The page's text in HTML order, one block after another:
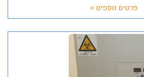
פרטים נוספים >